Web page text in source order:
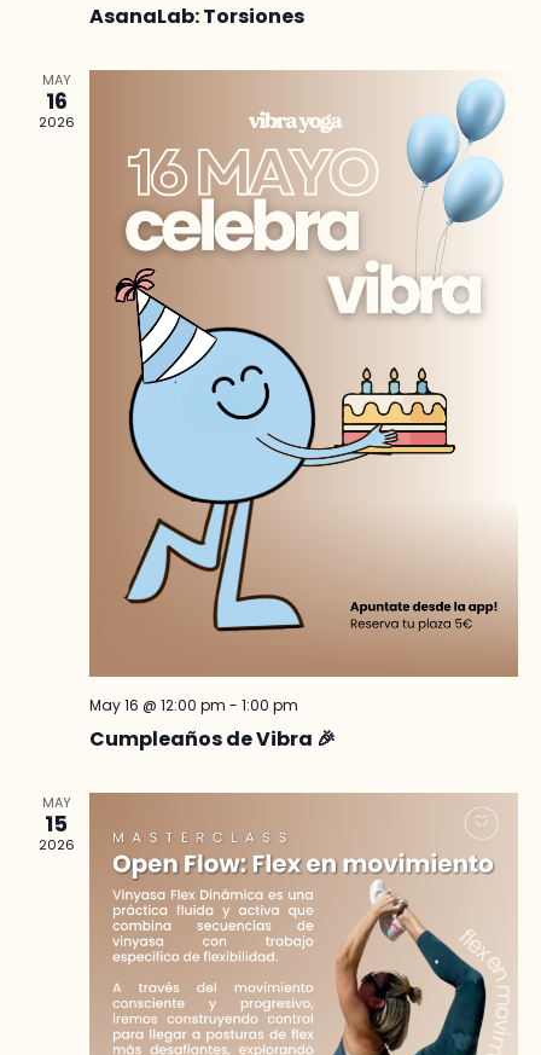
AsanaLab: Torsiones
MAY
16
2026
May 16 @ 12:00 pm - 1:00 pm
Cumpleaños de Vibra 🎉
MAY
15
2026